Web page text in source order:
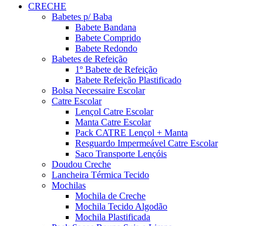
CRECHE
Babetes p/ Baba
Babete Bandana
Babete Comprido
Babete Redondo
Babetes de Refeição
1º Babete de Refeição
Babete Refeição Plastificado
Bolsa Necessaire Escolar
Catre Escolar
Lençol Catre Escolar
Manta Catre Escolar
Pack CATRE Lençol + Manta
Resguardo Impermeável Catre Escolar
Saco Transporte Lençóis
Doudou Creche
Lancheira Térmica Tecido
Mochilas
Mochila de Creche
Mochila Tecido Algodão
Mochila Plastificada